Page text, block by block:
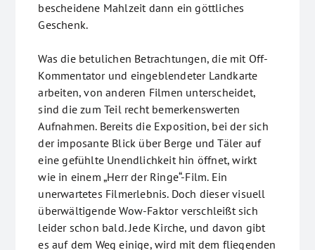
bescheidene Mahlzeit dann ein göttliches
Geschenk.
Was die betulichen Betrachtungen, die mit Off-
Kommentator und eingeblendeter Landkarte
arbeiten, von anderen Filmen unterscheidet,
sind die zum Teil recht bemerkenswerten
Aufnahmen. Bereits die Exposition, bei der sich
der imposante Blick über Berge und Täler auf
eine gefühlte Unendlichkeit hin öffnet, wirkt
wie in einem „Herr der Ringe“-Film. Ein
unerwartetes Filmerlebnis. Doch dieser visuell
überwältigende Wow-Faktor verschleißt sich
leider schon bald. Jede Kirche, und davon gibt
es auf dem Weg einige, wird mit dem fliegenden